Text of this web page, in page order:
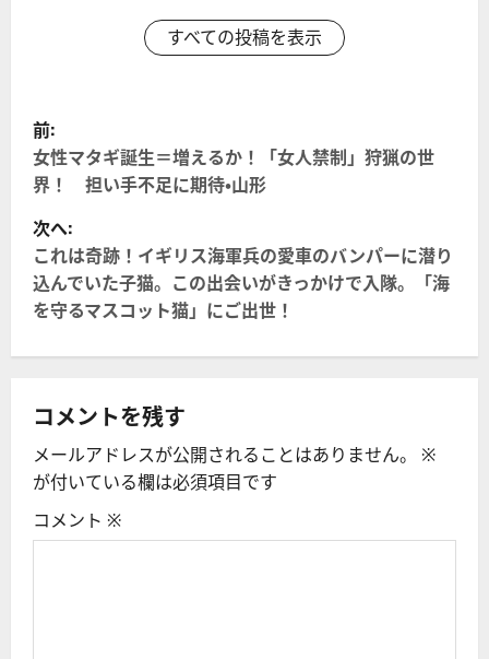
すべての投稿を表示
投
稿
ナ
ビ
ゲ
ー
シ
ョ
ン
前:
女性マタギ誕生＝増えるか！「女人禁制」狩猟の世
界！ 担い手不足に期待・山形
次へ:
これは奇跡！イギリス海軍兵の愛車のバンパーに潜り
込んでいた子猫。この出会いがきっかけで入隊。「海
を守るマスコット猫」にご出世！
コメントを残す
メールアドレスが公開されることはありません。
※
が付いている欄は必須項目です
コメント ※